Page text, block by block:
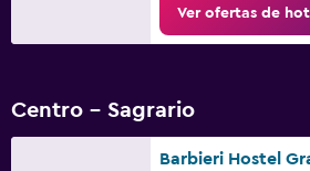
Servicios de lavandería/tintorería
Plancha para pantalones
Ver ofertas de
Centro - Sagrario
Barbieri Hostel